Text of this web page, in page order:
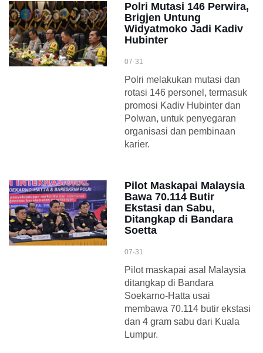
Polri Mutasi 146 Perwira,
Brigjen Untung
Widyatmoko Jadi Kadiv
Hubinter
07-31
Polri melakukan mutasi dan
rotasi 146 personel, termasuk
promosi Kadiv Hubinter dan
Polwan, untuk penyegaran
organisasi dan pembinaan
karier.
Pilot Maskapai Malaysia
Bawa 70.114 Butir
Ekstasi dan Sabu,
Ditangkap di Bandara
Soetta
07-31
Pilot maskapai asal Malaysia
ditangkap di Bandara
Soekarno-Hatta usai
membawa 70.114 butir ekstasi
dan 4 gram sabu dari Kuala
Lumpur.